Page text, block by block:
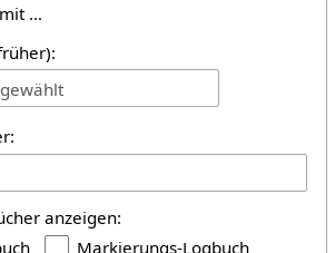
…
anzeigen:
Markierungs-Logbuch